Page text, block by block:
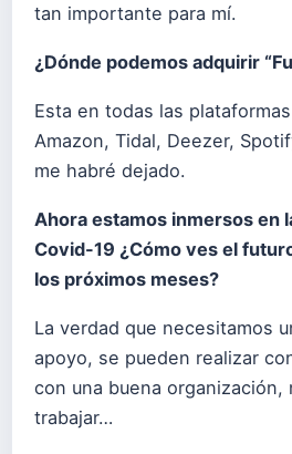
tan importante para mí.
¿Dónde podemos adquirir “
Esta en todas las
Amazon, Tidal, Deezer,
me habré dejado.
Ahora estamos inmersos en
Covid-19 ¿Cómo ves el
los próximos meses?
La verdad que necesitamos
apoyo, se pueden realizar
con una buena organización,
trabajar…